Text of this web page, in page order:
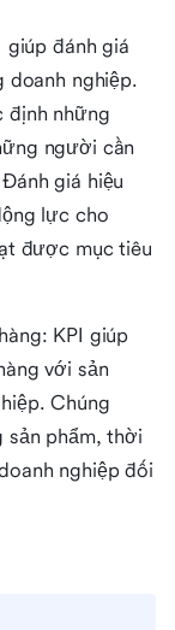
giúp đánh giá
doanh nghiệp.
định những
người cần
giá hiệu
lực cho
được mục tiêu
KPI giúp
với sản
Chúng
phẩm, thời
nghiệp đối